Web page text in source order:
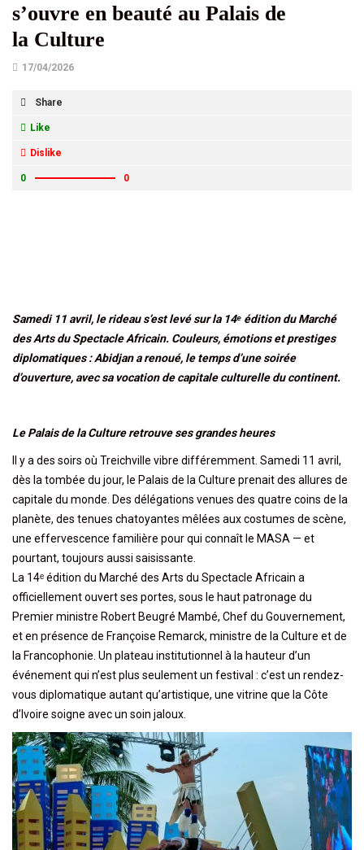
s’ouvre en beauté au Palais de
la Culture
17/04/2026
Share
Like
Dislike
0 0
Samedi 11 avril, le rideau s’est levé sur la 14ᵉ édition du Marché
des Arts du Spectacle Africain. Couleurs, émotions et prestiges
diplomatiques : Abidjan a renoué, le temps d’une soirée
d’ouverture, avec sa vocation de capitale culturelle du continent.
Le Palais de la Culture retrouve ses grandes heures
Il y a des soirs où Treichville vibre différemment. Samedi 11 avril,
dès la tombée du jour, le Palais de la Culture prenait des allures de
capitale du monde. Des délégations venues des quatre coins de la
planète, des tenues chatoyantes mêlées aux costumes de scène,
une effervescence familière pour qui connaît le MASA — et
pourtant, toujours aussi saisissante.
La 14ᵉ édition du Marché des Arts du Spectacle Africain a
officiellement ouvert ses portes, sous le haut patronage du
Premier ministre Robert Beugré Mambé, Chef du Gouvernement,
et en présence de Françoise Remarck, ministre de la Culture et de
la Francophonie. Un plateau institutionnel à la hauteur d’un
événement qui n’est plus seulement un festival : c’est un rendez-
vous diplomatique autant qu’artistique, une vitrine que la Côte
d’Ivoire soigne avec un soin jaloux.